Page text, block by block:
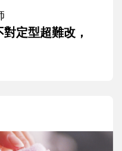
定型超難改，